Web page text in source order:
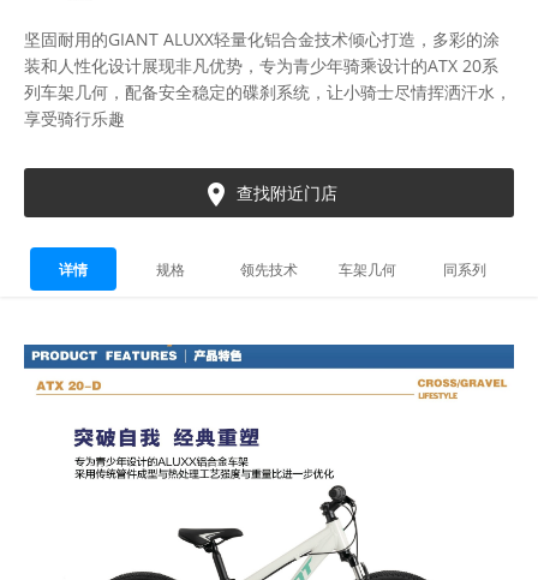
坚固耐用的GIANT ALUXX轻量化铝合金技术倾心打造，多彩的涂
装和人性化设计展现非凡优势，专为青少年骑乘设计的ATX 20系
列车架几何，配备安全稳定的碟刹系统，让小骑士尽情挥洒汗水，
享受骑行乐趣
 查找附近门店
详情 规格 领先技术 车架几何 同系列